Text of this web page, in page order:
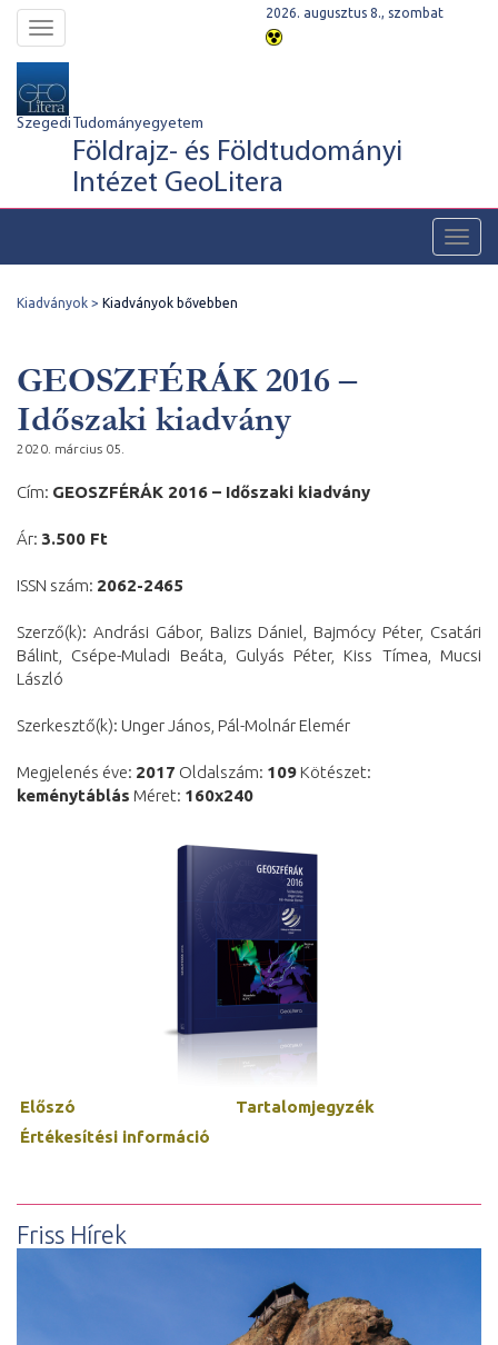
Toggle
navigation
2026. augusztus 8., szombat
Szegedi Tudományegyetem
Földrajz- és Földtudományi
Intézet GeoLitera
Kiadványok Kiadványok bővebben
GEOSZFÉRÁK 2016 –
Időszaki kiadvány
2020. március 05.
Cím: GEOSZFÉRÁK 2016 – Időszaki kiadvány
Ár: 3.500 Ft
ISSN szám: 2062-2465
Szerző(k): Andrási Gábor, Balizs Dániel, Bajmócy Péter, Csatári
Bálint, Csépe-Muladi Beáta, Gulyás Péter, Kiss Tímea, Mucsi
László
Szerkesztő(k): Unger János, Pál-Molnár Elemér
Megjelenés éve: 2017 Oldalszám: 109 Kötészet:
keménytáblás Méret: 160x240
Előszó
Tartalomjegyzék
Értékesítési információ
Friss Hírek